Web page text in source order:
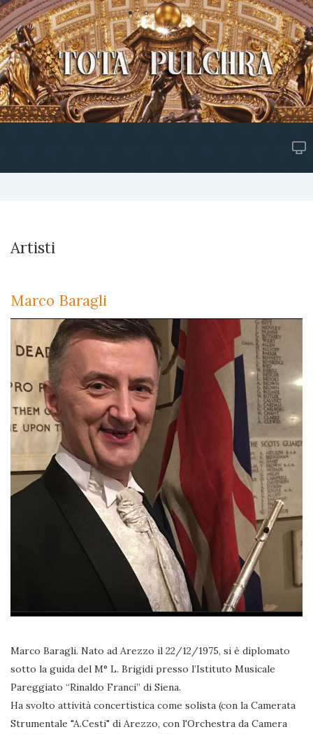
Artisti
Marco Baragli
Marco Baragli. Nato ad Arezzo il 22/12/1975, si è diplomato
sotto la guida del M° L. Brigidi presso l’Istituto Musicale
Pareggiato “Rinaldo Franci” di Siena.
Ha svolto attività concertistica come solista (con la Camerata
Strumentale "A.Cesti" di Arezzo, con l'Orchestra da Camera